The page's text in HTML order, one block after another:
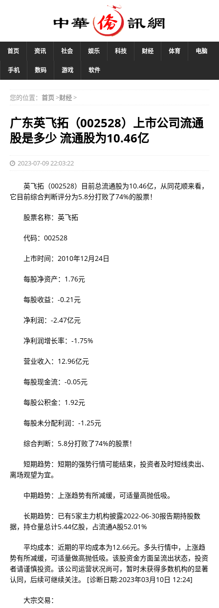
首页 资讯 社会 娱乐 科技 财经 体育 电脑
手机 数码 游戏 软件
您的位置： 首页>财经>
广东英飞拓（002528）上市公司流通
股是多少 流通股为10.46亿
2023-07-09 22:03:22
英飞拓（002528）目前总流通股为10.46亿，从同花顺来看，
它目前综合判断评分为5.8分打败了74%的股票！
股票名称：英飞拓
代码：002528
上市时间：2010年12月24日
每股净资产：1.76元
每股收益：-0.21元
净利润：-2.47亿元
净利润增长率：-1.75%
营业收入：12.96亿元
每股现金流：-0.05元
每股公积金：1.92元
每股未分配利润：-1.25元
综合判断：5.8分打败了74%的股票！
短期趋势：短期的强势行情可能结束，投资者及时短线卖出、
离场观望为宜。
中期趋势：上涨趋势有所减缓，可适量高抛低吸。
长期趋势：已有5家主力机构披露2022-06-30报告期持股数
据，持仓量总计5.44亿股，占流通A股52.01%
平均成本：近期的平均成本为12.66元。多头行情中，上涨趋
势有所减缓，可适量做高抛低吸。该股资金方面呈流出状态，投资
者请谨慎投资。该公司运营状况尚可，暂时未获得多数机构的显著
认同，后续可继续关注。 [诊断日期:2023年03月10日 12:24]
大宗交易：